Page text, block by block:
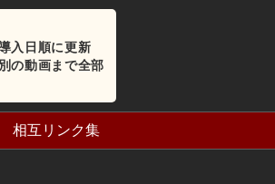
入日順に更新
の動画まで全部
相互リンク集